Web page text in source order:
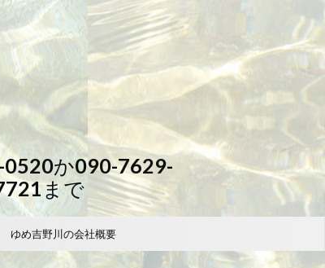
か090-7629-
まで
ゆめ吉野川の会社概要